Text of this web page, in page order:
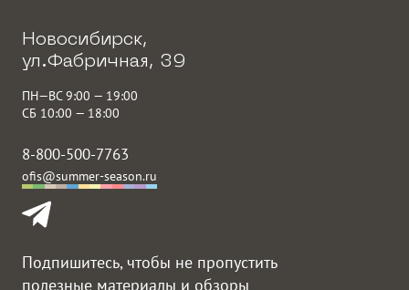
Новосибирск,
ул.Фабричная, 39
ПН—ВС 9:00 — 19:00
СБ 10:00 — 18:00
8-800-500-7763
ofis@summer-season.ru
Подпишитесь, чтобы не пропустить
полезные материалы и обзоры